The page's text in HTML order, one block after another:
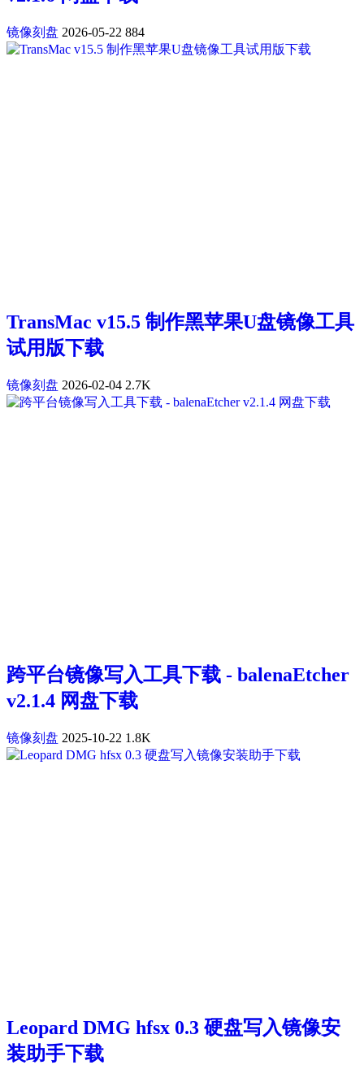
镜像刻盘 2026-05-22 884
TransMac v15.5 制作黑苹果U盘镜像工具
试用版下载
镜像刻盘 2026-02-04 2.7K
跨平台镜像写入工具下载 - balenaEtcher
v2.1.4 网盘下载
镜像刻盘 2025-10-22 1.8K
Leopard DMG hfsx 0.3 硬盘写入镜像安
装助手下载